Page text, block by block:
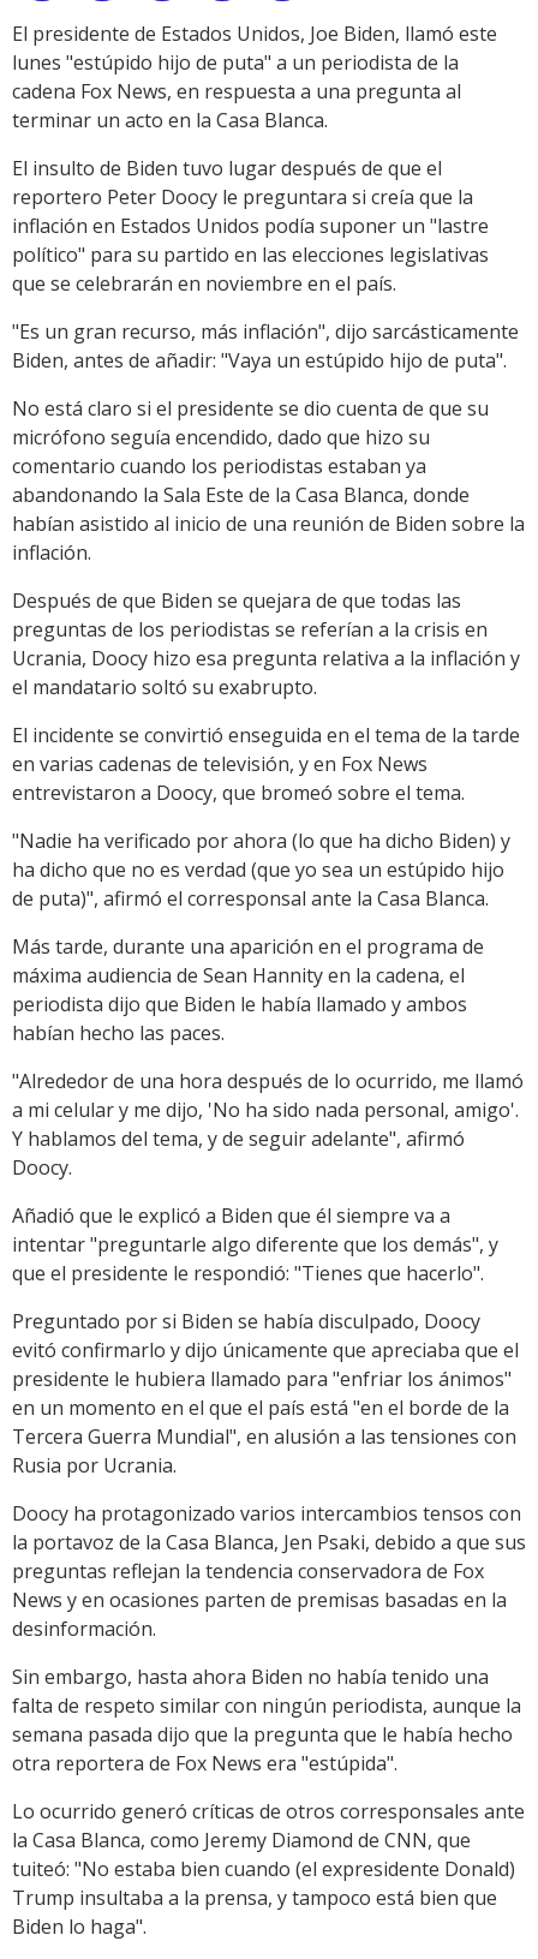
Link
El presidente de Estados Unidos, Joe Biden, llamó este
lunes "estúpido hijo de puta" a un periodista de la
cadena Fox News, en respuesta a una pregunta al
terminar un acto en la Casa Blanca.
El insulto de Biden tuvo lugar después de que el
reportero Peter Doocy le preguntara si creía que la
inflación en Estados Unidos podía suponer un "lastre
político" para su partido en las elecciones legislativas
que se celebrarán en noviembre en el país.
"Es un gran recurso, más inflación", dijo sarcásticamente
Biden, antes de añadir: "Vaya un estúpido hijo de puta".
No está claro si el presidente se dio cuenta de que su
micrófono seguía encendido, dado que hizo su
comentario cuando los periodistas estaban ya
abandonando la Sala Este de la Casa Blanca, donde
habían asistido al inicio de una reunión de Biden sobre la
inflación.
Después de que Biden se quejara de que todas las
preguntas de los periodistas se referían a la crisis en
Ucrania, Doocy hizo esa pregunta relativa a la inflación y
el mandatario soltó su exabrupto.
El incidente se convirtió enseguida en el tema de la tarde
en varias cadenas de televisión, y en Fox News
entrevistaron a Doocy, que bromeó sobre el tema.
"Nadie ha verificado por ahora (lo que ha dicho Biden) y
ha dicho que no es verdad (que yo sea un estúpido hijo
de puta)", afirmó el corresponsal ante la Casa Blanca.
Más tarde, durante una aparición en el programa de
máxima audiencia de Sean Hannity en la cadena, el
periodista dijo que Biden le había llamado y ambos
habían hecho las paces.
"Alrededor de una hora después de lo ocurrido, me llamó
a mi celular y me dijo, 'No ha sido nada personal, amigo'.
Y hablamos del tema, y de seguir adelante", afirmó
Doocy.
Añadió que le explicó a Biden que él siempre va a
intentar "preguntarle algo diferente que los demás", y
que el presidente le respondió: "Tienes que hacerlo".
Preguntado por si Biden se había disculpado, Doocy
evitó confirmarlo y dijo únicamente que apreciaba que el
presidente le hubiera llamado para "enfriar los ánimos"
en un momento en el que el país está "en el borde de la
Tercera Guerra Mundial", en alusión a las tensiones con
Rusia por Ucrania.
Doocy ha protagonizado varios intercambios tensos con
la portavoz de la Casa Blanca, Jen Psaki, debido a que sus
preguntas reflejan la tendencia conservadora de Fox
News y en ocasiones parten de premisas basadas en la
desinformación.
Sin embargo, hasta ahora Biden no había tenido una
falta de respeto similar con ningún periodista, aunque la
semana pasada dijo que la pregunta que le había hecho
otra reportera de Fox News era "estúpida".
Lo ocurrido generó críticas de otros corresponsales ante
la Casa Blanca, como Jeremy Diamond de CNN, que
tuiteó: "No estaba bien cuando (el expresidente Donald)
Trump insultaba a la prensa, y tampoco está bien que
Biden lo haga".